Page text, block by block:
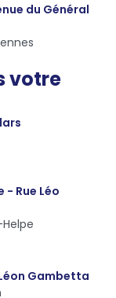
du Général
votre
Rue Léo
Gambetta